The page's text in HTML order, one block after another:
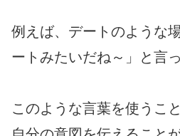
例えば、デートのような
ートみたいだね～」と言
このような言葉を使うこ